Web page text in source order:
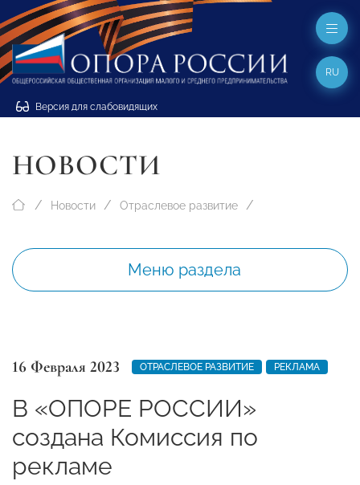
Версия для слабовидящих
RU
НОВОСТИ
Новости Отраслевое развитие
Меню раздела
16 Февраля 2023 ОТРАСЛЕВОЕ РАЗВИТИЕ РЕКЛАМА
В «ОПОРЕ РОССИИ»
создана Комиссия по
рекламе